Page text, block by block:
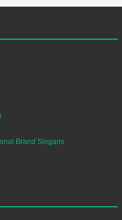
Brand Slogans